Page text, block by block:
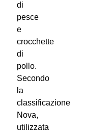
di
pesce
e
crocchette
di
pollo.
Secondo
la
classificazione
Nova,
utilizzata